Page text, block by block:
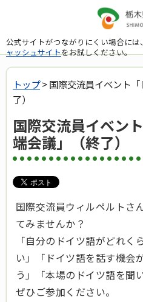
公式サイトがつながりにくい場合に
ャッシュサイトをお試しください。
トップ> 国際交流員イベント
了）
国際交流員イベン
端会議」（終了）
国際交流員ウィルペルトさ
てみませんか？
「自分のドイツ語がどれ
い」「ドイツ語を話す機会
う」「本場のドイツ語を聞
ぜひご参加ください。